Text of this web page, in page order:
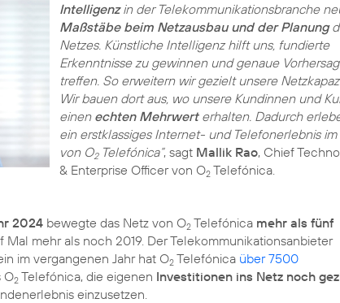
Intelligenzin der Telekommunikationsbranche
Maßstäbe beim Netzausbau und der Planung
Netzes. Künstliche Intelligenz hilft uns, fundierte
Erkenntnisse zu gewinnen und genaue
treffen. So erweitern wir gezielt unsere
Wir bauen dort aus, wo unsere Kundinnen und
einen echten Mehrwerterhalten. Dadurch
ein erstklassiges Internet- und Telefonerlebnis im
von O2Telefónica“, sagt Mallik Rao, Chief
& Enterprise Officer von O2Telefónica.
2024 bewegte das Netz von O2 Telefónica mehr als fünf
Mal mehr als noch 2019. Der Telekommunikationsanbieter
im vergangenen Jahr hat O2 Telefónica über 7500
O2 Telefónica, die eigenen Investitionen ins Netz noch
einzusetzen.